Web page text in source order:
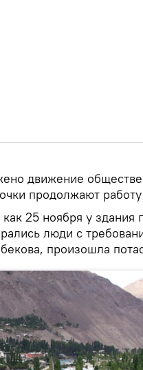
движение
продолжают
25 ноября у здания
люди с
произошла